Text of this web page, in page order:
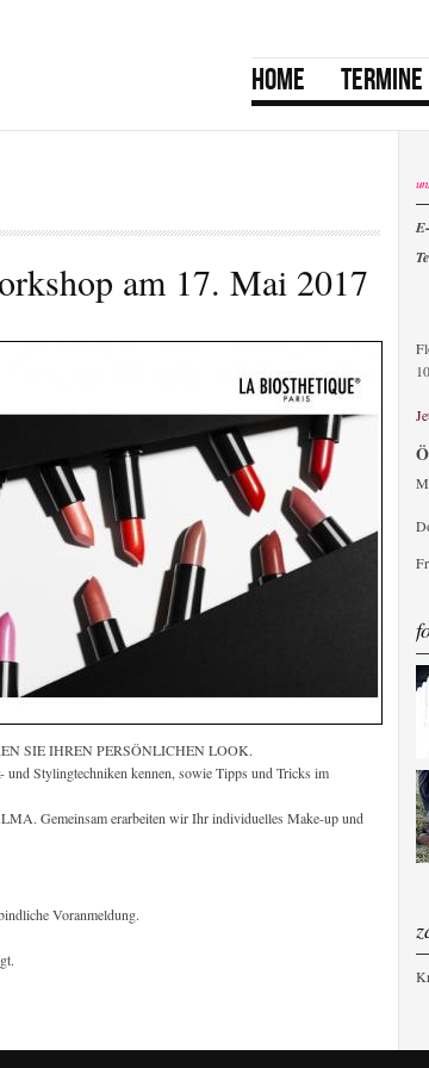
HOME TERMINE
am 17. Mai 2017
SIE IHREN PERSÖNLICHEN LOOK.
und Stylingtechniken kennen, sowie Tipps und Tricks im
Gemeinsam erarbeiten wir Ihr individuelles Make-up und
Voranmeldung.
Fr